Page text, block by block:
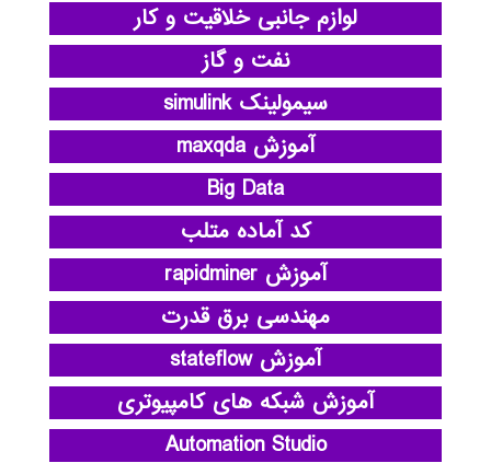
لوازم جانبی خلاقیت و کار
نفت و گاز
سیمولینک simulink
آموزش maxqda
Big Data
کد آماده متلب
آموزش rapidminer
مهندسی برق قدرت
آموزش stateflow
آموزش شبکه های کامپیوتری
Automation Studio